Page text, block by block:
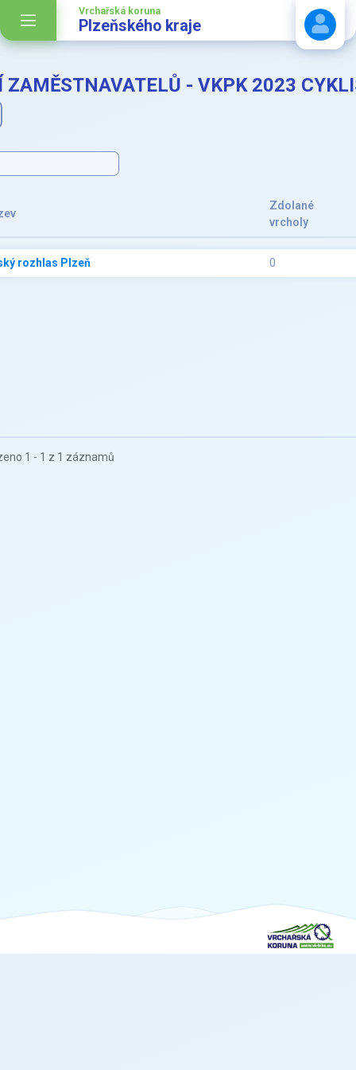
Vrchařská koruna
Plzeňského kraje
Stáhnout návod
ZAMĚSTNAVATELŮ - VKPK 2023
Zdolané
vrcholy
rozhlas Plzeň 0
1 - 1 z 1 záznamů